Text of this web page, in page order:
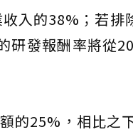
入的38%；若排
研發報酬率將從
的25%，相比之